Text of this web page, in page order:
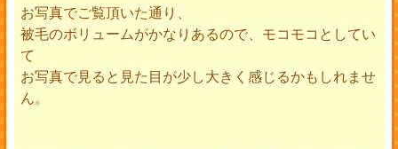
お写真でご覧頂いた通り、
被毛のボリュームがかなりあるので、モコモコとしてい
て
お写真で見ると見た目が少し大きく感じるかもしれませ
ん。